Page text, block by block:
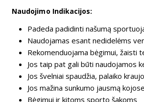
Naudojimo Indikacijos:
Padeda padidinti našumą
Naudojamas esant nedidelėms
Rekomenduojama bėgimui, žaisti
Jos taip pat gali būti naudojamos
Jos švelniai spaudžia, palaiko
Jos mažina sunkumo jausmą kojose
Bėgimui ir kitoms sporto šakoms